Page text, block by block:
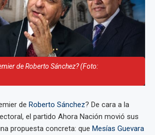
de Roberto Sánchez? (Foto:
de Roberto Sánchez? De cara a la
el partido Ahora Nación movió sus
propuesta concreta: que Mesías Guevara